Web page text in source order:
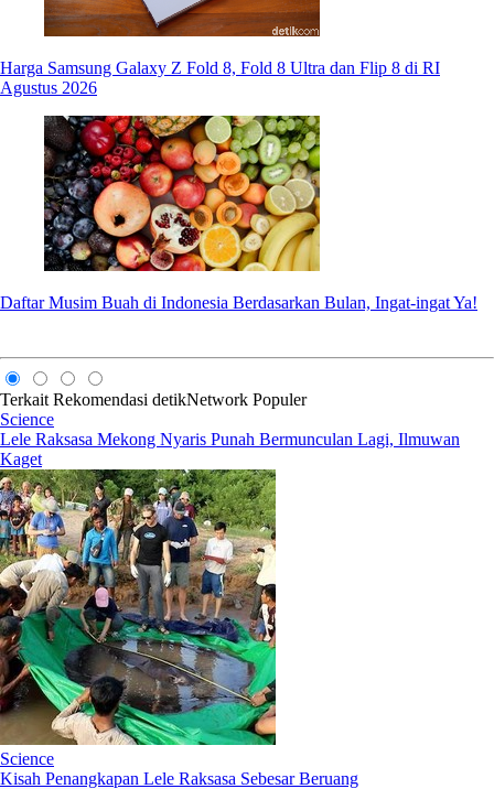
Harga Samsung Galaxy Z Fold 8, Fold 8 Ultra dan Flip 8 di RI
Agustus 2026
Daftar Musim Buah di Indonesia Berdasarkan Bulan, Ingat-ingat Ya!
Terkait Rekomendasi detikNetwork Populer
Science
Lele Raksasa Mekong Nyaris Punah Bermunculan Lagi, Ilmuwan
Kaget
Science
Kisah Penangkapan Lele Raksasa Sebesar Beruang